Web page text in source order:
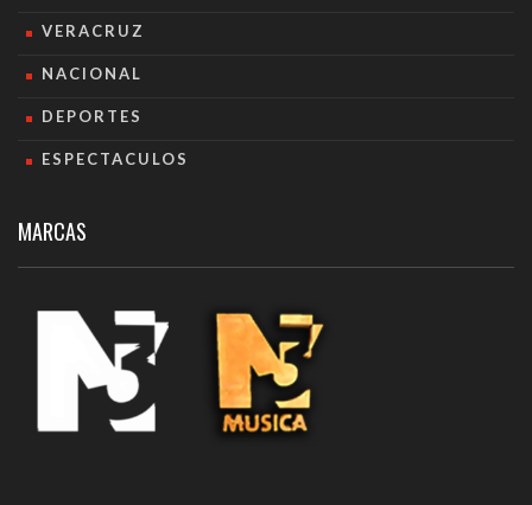
VERACRUZ
NACIONAL
DEPORTES
ESPECTACULOS
MARCAS